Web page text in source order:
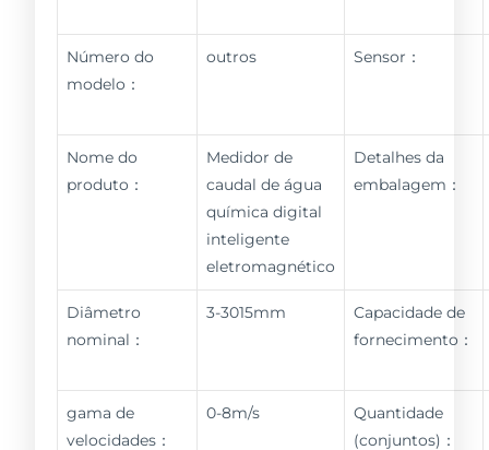
Número do
modelo：
outros Sensor：
Nome do
produto：
Medidor de
caudal de água
química digital
inteligente
eletromagnético
Detalhes da
embalagem：
Diâmetro
nominal：
3-3015mm
Capacidade de
fornecimento：
gama de
velocidades：
0-8m/s
Quantidade
(conjuntos)：